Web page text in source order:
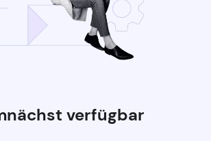
verfügbar